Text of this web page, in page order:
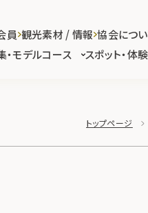
・モデルコース スポット・体験
員 観光素材 / 情報 協会につ
トップページ